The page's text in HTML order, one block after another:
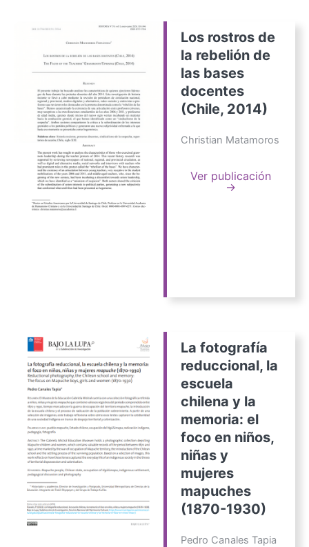
Los rostros de
la rebelión de
las bases
docentes
(Chile, 2014)
Christian Matamoros
Ver publicación
→
La fotografía
reduccional, la
escuela
chilena y la
memoria: el
foco en niños,
niñas y
mujeres
mapuches
(1870-1930)
Pedro Canales Tapia